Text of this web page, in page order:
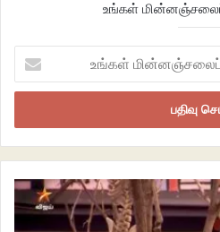
திடீரென வனிதாவை கைபேசியில் அழைத்த
திருடி அவரைக் கொலை செய்யுமாறு
சிறப்பாக செயல் படுத்தியது. கவினுக்கு
உங்கள் மின்னஞ்சலைப்
மின்னஞ்சலைப்
உள்ளீடு